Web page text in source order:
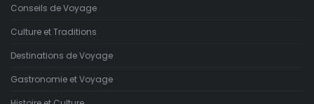
Conseils de Voyage
Culture et Traditions
Destinations de Voyage
Gastronomie et Voyage